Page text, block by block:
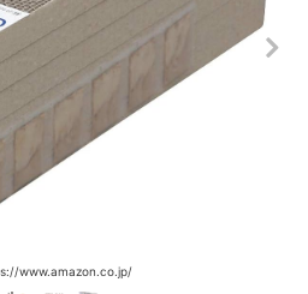
www.amazon.co.jp/